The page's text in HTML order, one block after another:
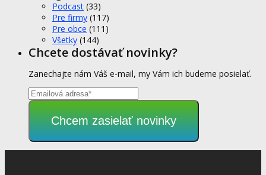
Podcast (33)
Pre firmy (117)
Pre obce (111)
Všetky (144)
Chcete dostávať novinky?
Zanechajte nám Váš e-mail, my Vám ich budeme posielať.
Chcem zasielať novinky